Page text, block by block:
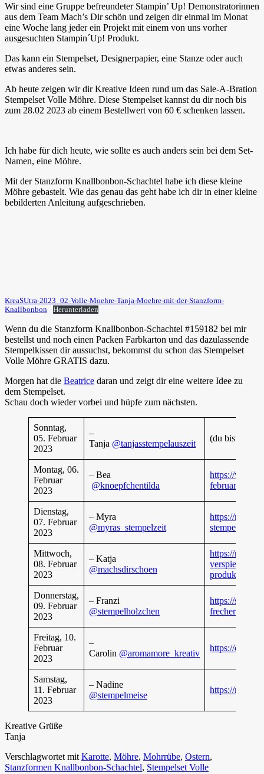
Wir sind eine Gruppe befreundeter Stampin’ Up! Demonstratorinnen
aus dem Team Mach’s Dir schön und zeigen dir einmal im Monat
eine Woche lang jeder ein Projekt mit einem von uns vorher
ausgesuchten Stampin´Up! Produkt.
Das kann ein Stempelset, Designerpapier, eine Stanze oder auch
etwas anderes sein.
Ab heute zeigen wir dir Kreative Ideen rund um das Sale-A-Bration
Stempelset Volle Möhre. Diese Stempelset kannst du dir noch bis
zum 28.02 2023 ab einem Bestellwert von 60 € schenken lassen.
Ich habe für dich heute, wie sollte es auch anders sein bei dem Set-
Namen, eine Möhre.
Mit der Stanzform Knallbonbon-Schachtel habe ich diese kleine
Möhre gebastelt. Wie das genau das geht habe ich dir in einer kleine
bebilderten Anleitung aufgeschrieben.
KreaSUtra-2023_02-Volle-Moehre-Tanja-Moehre-mit-der-Stanzform-
Knallbonbon
Herunterladen
Wenn du die Stanzform Knallbonbon-Schachtel #159182 bei mir
bestellst und noch einen Packen Farbkarton und das dazulassende
Stempelkissen dir aussuchst, bekommst du schon das Stempelset
Volle Möhre GRATIS dazu.
Morgen hat die Beatrice daran und zeigt dir eine weitere Idee zu
dem Stempelset.
Schau doch wieder vorbei und hüpfe zum nächsten.
Sonntag,
05. Februar
2023
–
Tanja @tanjasstempelauszeit
(du bist
Montag, 06.
Februar
2023
– Bea
@knoepfchentilda
https://
februar
Dienstag,
07. Februar
2023
– Myra
@myras_stempelzeit
https://myras-
Mittwoch,
08. Februar
2023
– Katja
@machsdirschoen
https://
verspielt-
produkt-in-
Donnerstag,
09. Februar
2023
– Franzi
@stempelholzchen
https://
frecher-
Freitag, 10.
Februar
2023
–
Carolin @aromamore_kreativ
https://
Samstag,
11. Februar
2023
– Nadine
@stempelmeise
https://
Kreative Grüße
Tanja
Verschlagwortet mit Karotte, Möhre, Mohrrübe, Ostern,
Stanzformen Knallbonbon-Schachtel, Stempelset Volle